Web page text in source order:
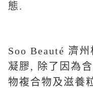
態.
Soo Beauté 濟
凝膠, 除了因為
物複合物及滋養